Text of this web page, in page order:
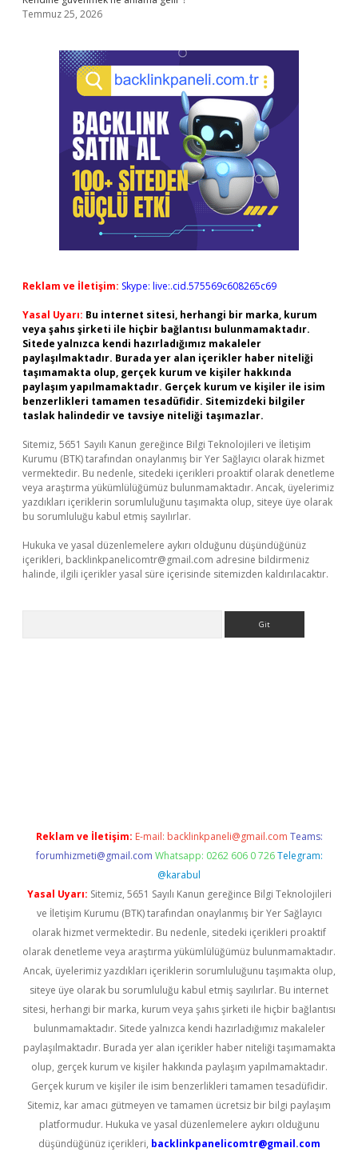
Temmuz 25, 2026
Reklam ve İletişim: Skype: live:.cid.575569c608265c69
Yasal Uyarı: Bu internet sitesi, herhangi bir marka, kurum
veya şahıs şirketi ile hiçbir bağlantısı bulunmamaktadır.
Sitede yalnızca kendi hazırladığımız makaleler
paylaşılmaktadır. Burada yer alan içerikler haber niteliği
taşımamakta olup, gerçek kurum ve kişiler hakkında
paylaşım yapılmamaktadır. Gerçek kurum ve kişiler ile isim
benzerlikleri tamamen tesadüfidir. Sitemizdeki bilgiler
taslak halindedir ve tavsiye niteliği taşımazlar.
Sitemiz, 5651 Sayılı Kanun gereğince Bilgi Teknolojileri ve İletişim
Kurumu (BTK) tarafından onaylanmış bir Yer Sağlayıcı olarak hizmet
vermektedir. Bu nedenle, sitedeki içerikleri proaktif olarak denetleme
veya araştırma yükümlülüğümüz bulunmamaktadır. Ancak, üyelerimiz
yazdıkları içeriklerin sorumluluğunu taşımakta olup, siteye üye olarak
bu sorumluluğu kabul etmiş sayılırlar.
Hukuka ve yasal düzenlemelere aykırı olduğunu düşündüğünüz
içerikleri, backlinkpanelicomtr@gmail.com adresine bildirmeniz
halinde, ilgili içerikler yasal süre içerisinde sitemizden kaldırılacaktır.
Reklam ve İletişim: E-mail: backlinkpaneli@gmail.com Teams:
forumhizmeti@gmail.com Whatsapp: 0262 606 0 726 Telegram:
@karabul
Yasal Uyarı: Sitemiz, 5651 Sayılı Kanun gereğince Bilgi Teknolojileri
ve İletişim Kurumu (BTK) tarafından onaylanmış bir Yer Sağlayıcı
olarak hizmet vermektedir. Bu nedenle, sitedeki içerikleri proaktif
olarak denetleme veya araştırma yükümlülüğümüz bulunmamaktadır.
Ancak, üyelerimiz yazdıkları içeriklerin sorumluluğunu taşımakta olup,
siteye üye olarak bu sorumluluğu kabul etmiş sayılırlar. Bu internet
sitesi, herhangi bir marka, kurum veya şahıs şirketi ile hiçbir bağlantısı
bulunmamaktadır. Sitede yalnızca kendi hazırladığımız makaleler
paylaşılmaktadır. Burada yer alan içerikler haber niteliği taşımamakta
olup, gerçek kurum ve kişiler hakkında paylaşım yapılmamaktadır.
Gerçek kurum ve kişiler ile isim benzerlikleri tamamen tesadüfidir.
Sitemiz, kar amacı gütmeyen ve tamamen ücretsiz bir bilgi paylaşım
platformudur. Hukuka ve yasal düzenlemelere aykırı olduğunu
düşündüğünüz içerikleri, backlinkpanelicomtr@gmail.com